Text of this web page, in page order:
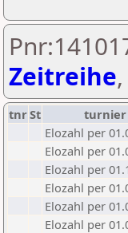
Zeitreihe,
tnrSt turnier
Elozahl per
Elozahl per
Elozahl per
Elozahl per
Elozahl per
Elozahl per